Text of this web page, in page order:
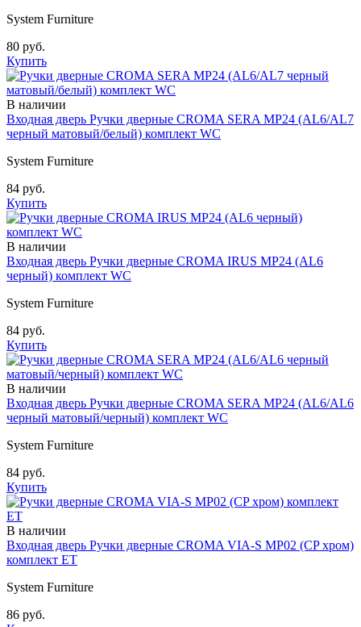
System Furniture
80 руб.
Купить
В наличии
Входная дверь Ручки дверные CROMA SERA MP24 (AL6/AL7
черный матовый/белый) комплект WC
System Furniture
84 руб.
Купить
В наличии
Входная дверь Ручки дверные CROMA IRUS MP24 (AL6
черный) комплект WC
System Furniture
84 руб.
Купить
В наличии
Входная дверь Ручки дверные CROMA SERA MP24 (AL6/AL6
черный матовый/черный) комплект WC
System Furniture
84 руб.
Купить
В наличии
Входная дверь Ручки дверные CROMA VIA-S MP02 (CP хром)
комплект ET
System Furniture
86 руб.